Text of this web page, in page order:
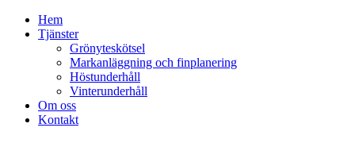
Hem
Tjänster
Grönyteskötsel
Markanläggning och finplanering
Höstunderhåll
Vinterunderhåll
Om oss
Kontakt